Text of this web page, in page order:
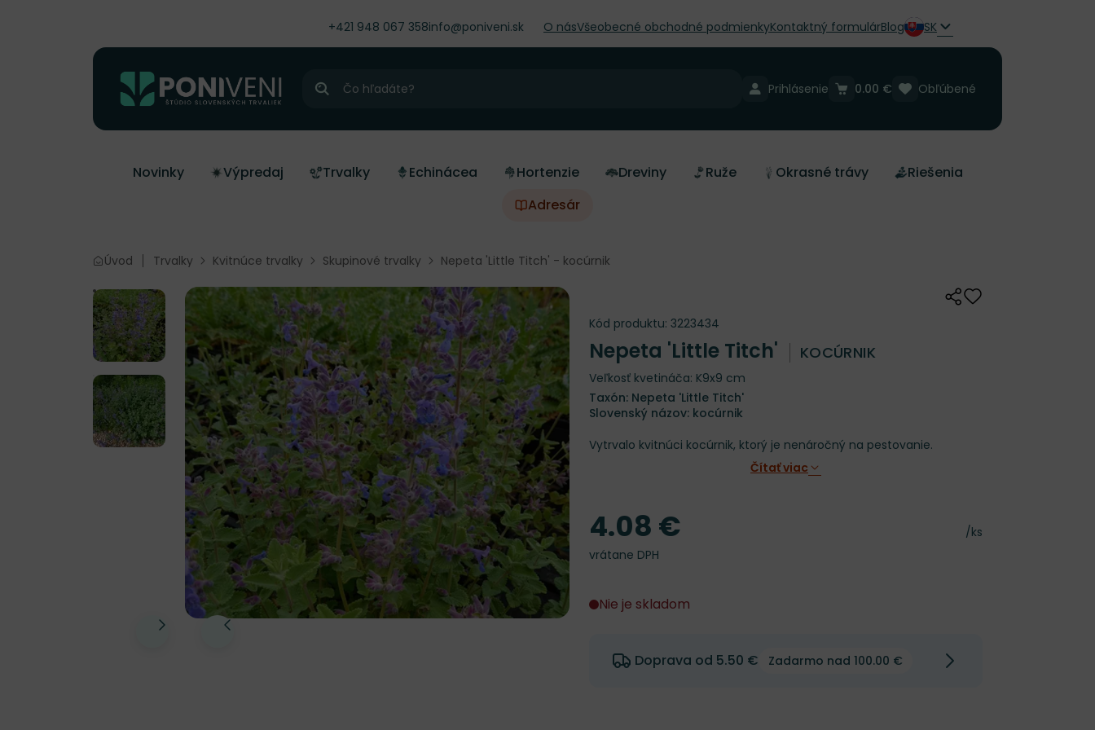
+421 948 067 358info@poniveni.sk O násVšeobecné obchodné podmienkyKontaktný formulárBlog SK
Hľadať
Prihlásenie Obľúbené
0.00 €
Novinky Výpredaj Trvalky Echinácea Hortenzie Dreviny Ruže Okrasné trávy
Riešenia
Adresár
Úvod Trvalky Kvitnúce trvalky Skupinové trvalky Nepeta 'Little Titch' - kocúrnik
ZdieľaťOdober do
Kód produktu: 3223434
Nepeta 'Little Titch' KOCÚRNIK
Veľkosť kvetináča: K9x9 cm
Taxón: Nepeta 'Little Titch'
Slovenský názov: kocúrnik
Vytrvalo kvitnúci kocúrnik, ktorý je nenáročný na pestovanie.
Čítať viac
Cena za kus
/ks
Cena
4.08 €
vrátane DPH
Nie je skladom
Doprava od 5.50 € Zadarmo nad 100.00 €